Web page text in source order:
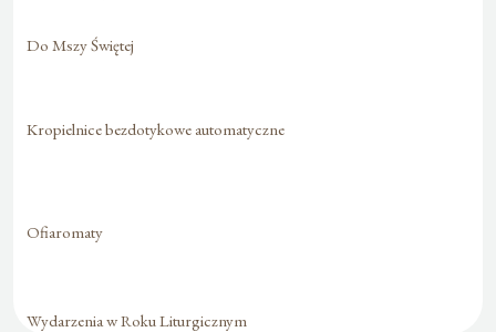
Do Mszy Świętej
Kropielnice bezdotykowe automatyczne
Ofiaromaty
Wydarzenia w Roku Liturgicznym